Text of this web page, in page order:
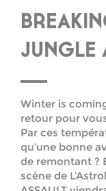
JUNGLE
Winter is
retour pour
Par ces
qu’une bonne
de remontant ?
scène de